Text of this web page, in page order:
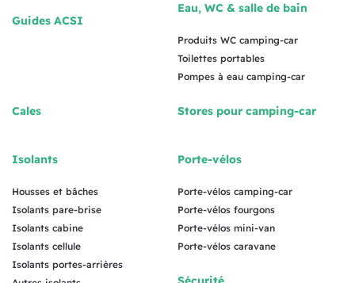
Guides ACSI
Eau, WC & salle de bain
Produits WC camping-car
Toilettes portables
Pompes à eau camping-car
Cales
Isolants
Housses et bâches
Isolants pare-brise
Isolants cabine
Isolants cellule
Isolants portes-arrières
Stores pour camping-car
Porte-vélos
Porte-vélos camping-car
Porte-vélos fourgons
Porte-vélos mini-van
Porte-vélos caravane